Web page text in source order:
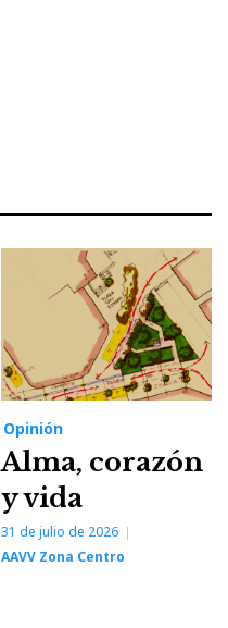
Opinión
Alma, corazón
y vida
31 de julio de 2026
AAVV Zona Centro